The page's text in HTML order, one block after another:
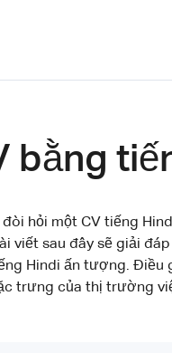
bằng
hỏi một CV tiếng
viết sau đây sẽ giải
Hindi ấn tượng. Điều
trưng của thị trường